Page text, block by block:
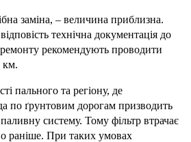
заміна, – величина приблизна.
технічна документація до
ремонту рекомендують проводити
км.
пального та регіону, де
по ґрунтовим дорогам призводить
систему. Тому фільтр втрачає
раніше. При таких умовах